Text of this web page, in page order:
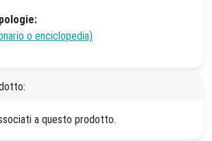
o enciclopedia)
a questo prodotto.